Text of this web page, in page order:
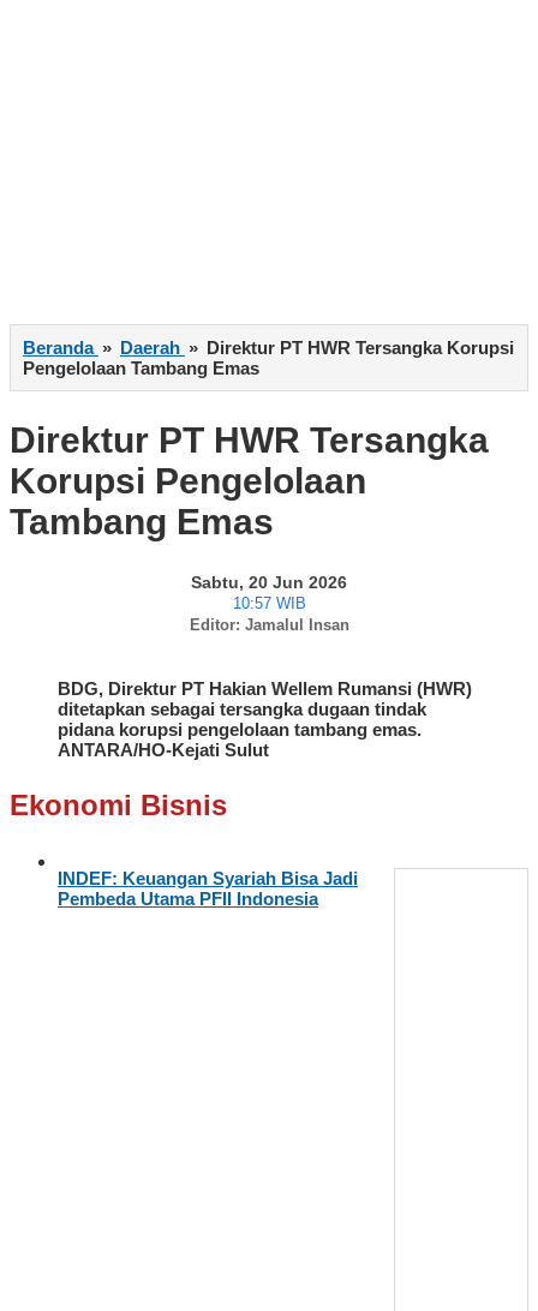
Beranda » Daerah » Direktur PT HWR Tersangka Korupsi
Pengelolaan Tambang Emas
Direktur PT HWR Tersangka
Korupsi Pengelolaan
Tambang Emas
Sabtu, 20 Jun 2026
10:57 WIB
Editor: Jamalul Insan
BDG, Direktur PT Hakian Wellem Rumansi (HWR)
ditetapkan sebagai tersangka dugaan tindak
pidana korupsi pengelolaan tambang emas.
ANTARA/HO-Kejati Sulut
Ekonomi Bisnis
INDEF: Keuangan Syariah Bisa Jadi
Pembeda Utama PFII Indonesia